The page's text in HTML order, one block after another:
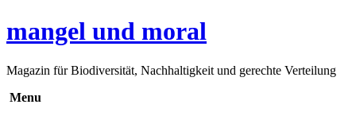
mangel und moral
Magazin für Biodiversität, Nachhaltigkeit und gerechte Verteilung
Menu